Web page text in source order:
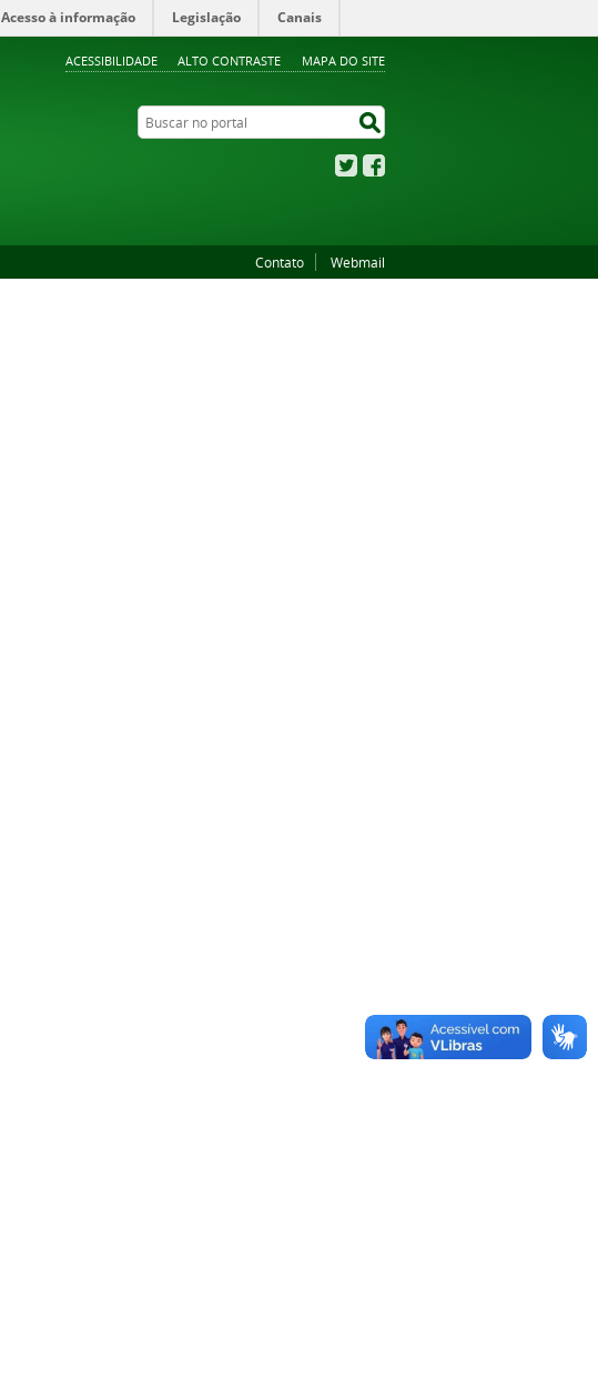
ACESSIBILIDADE ALTO CONTRASTE MAPA DO SITE
Acesso à informação Legislação Canais
Buscar no portal
Twitter
Contato Webmail